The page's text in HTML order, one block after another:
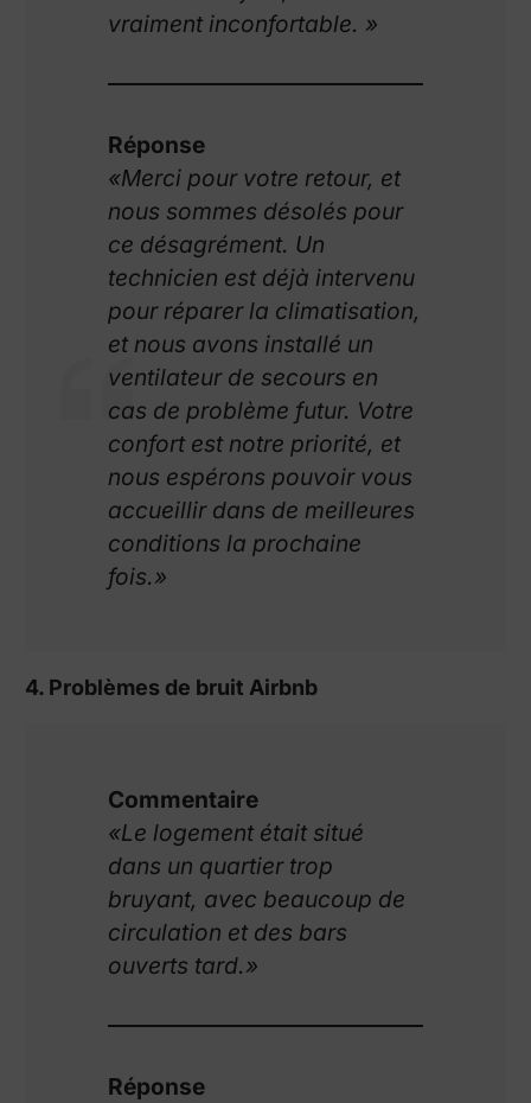
vraiment inconfortable. »
Réponse
«Merci pour votre retour, et
nous sommes désolés pour
ce désagrément. Un
technicien est déjà intervenu
pour réparer la climatisation,
et nous avons installé un
ventilateur de secours en
cas de problème futur. Votre
confort est notre priorité, et
nous espérons pouvoir vous
accueillir dans de meilleures
conditions la prochaine
fois.»
4. Problèmes de bruit Airbnb
Commentaire
«Le logement était situé
dans un quartier trop
bruyant, avec beaucoup de
circulation et des bars
ouverts tard.»
Réponse